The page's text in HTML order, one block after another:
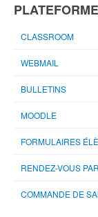
CLASSROOM
WEBMAIL
BULLETINS
MOODLE
FORMULAIRES
RENDEZ-VOUS
COMMANDE DE